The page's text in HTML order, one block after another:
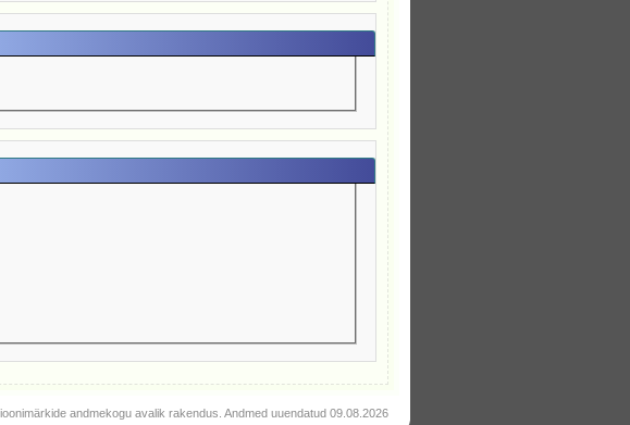
andmekogu avalik rakendus. Andmed uuendatud 09.08.2026